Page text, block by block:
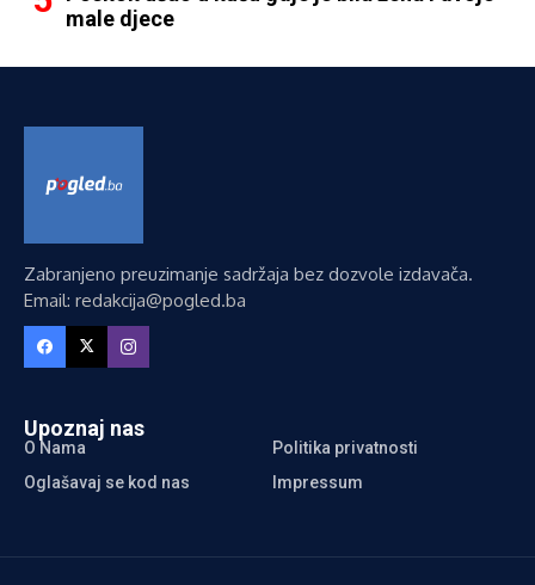
male djece
Zabranjeno preuzimanje sadržaja bez dozvole izdavača.
Email: redakcija@pogled.ba
Upoznaj nas
O Nama
Politika privatnosti
Oglašavaj se kod nas
Impressum